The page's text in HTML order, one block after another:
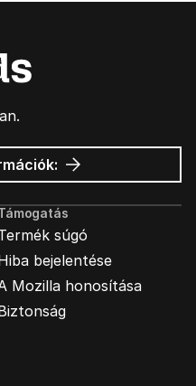
Mozilla
hirdetések
súgó
bejelentése
Mozilla honosítása